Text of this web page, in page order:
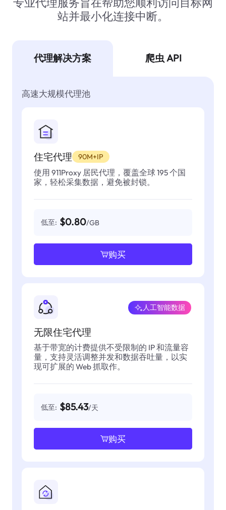
站并最小化连接中断。
代理解决方案 爬虫 API
高速大规模代理池
住宅代理 90M+IP
使用 911Proxy 居民代理，覆盖全球 195 个国
家，轻松采集数据，避免被封锁。
低至: $0.80/GB
购买
无限住宅代理
人工智能数据
基于带宽的计费提供不受限制的 IP 和流量容
量，支持灵活调整并发和数据吞吐量，以实
现可扩展的 Web 抓取作。
低至: $85.43/天
购买